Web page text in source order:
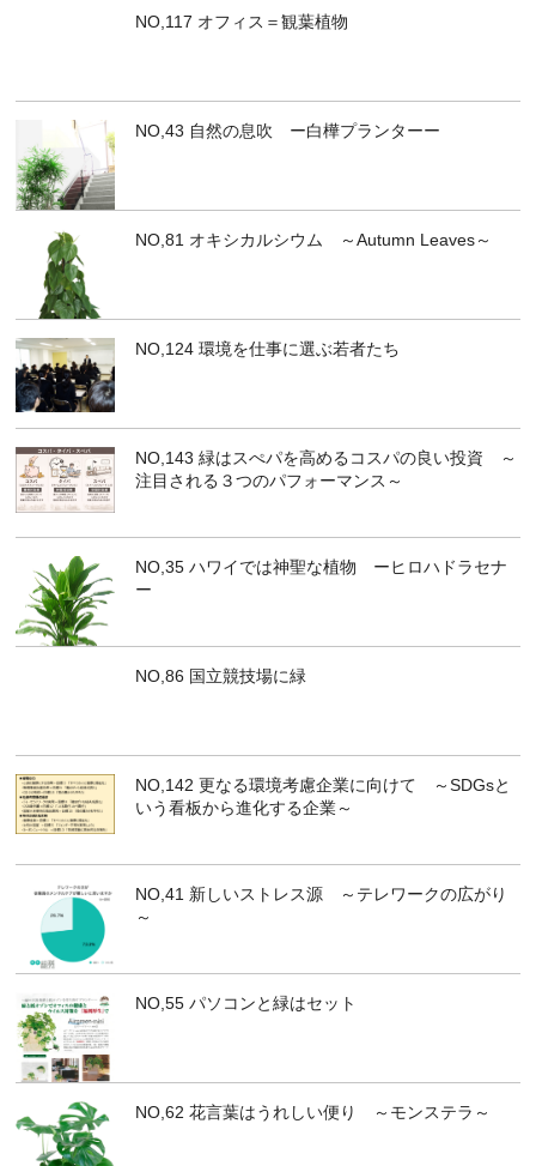
NO,117 オフィス＝観葉植物
NO,43 自然の息吹 ー白樺プランターー
NO,81 オキシカルシウム ～Autumn Leaves～
NO,124 環境を仕事に選ぶ若者たち
NO,143 緑はスぺパを高めるコスパの良い投資 ～
注目される３つのパフォーマンス～
NO,35 ハワイでは神聖な植物 ーヒロハドラセナ
ー
NO,86 国立競技場に緑
NO,142 更なる環境考慮企業に向けて ～SDGsと
いう看板から進化する企業～
NO,41 新しいストレス源 ～テレワークの広がり
～
NO,55 パソコンと緑はセット
NO,62 花言葉はうれしい便り ～モンステラ～